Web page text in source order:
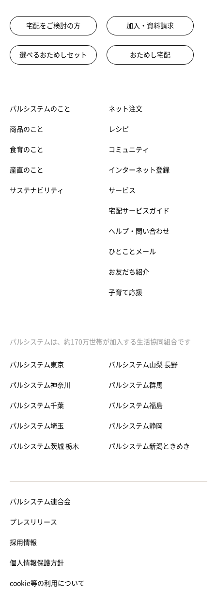
宅配をご検討の方 加入・資料請求
選べるおためしセット おためし宅配
パルシステムのこと
商品のこと
食育のこと
産直のこと
サステナビリティ
ネット注文
レシピ
コミュニティ
インターネット登録
サービス
宅配サービスガイド
ヘルプ・問い合わせ
ひとことメール
お友だち紹介
子育て応援
パルシステムは、約170万世帯が加入する生活協同組合です
パルシステム東京
パルシステム神奈川
パルシステム千葉
パルシステム埼玉
パルシステム茨城 栃木
パルシステム山梨 長野
パルシステム群馬
パルシステム福島
パルシステム静岡
パルシステム新潟ときめき
パルシステム連合会
プレスリリース
採用情報
個人情報保護方針
cookie等の利用について